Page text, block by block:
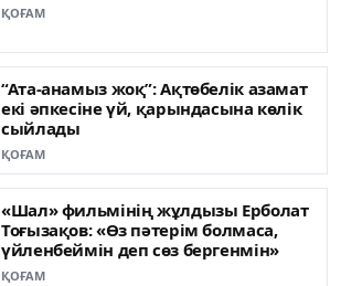
ҚОҒАМ
“Ата-анамыз жоқ”: Ақтөбелік азамат
екі әпкесіне үй, қарындасына көлік
сыйлады
ҚОҒАМ
«Шал» фильмінің жұлдызы Ерболат
Тоғызақов: «Өз пәтерім болмаса,
үйленбеймін деп сөз бергенмін»
ҚОҒАМ